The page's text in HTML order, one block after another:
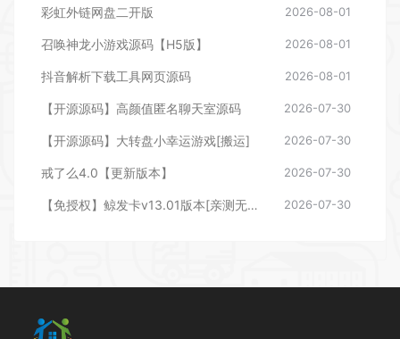
彩虹外链网盘二开版 2026-08-01
召唤神龙小游戏源码【H5版】 2026-08-01
抖音解析下载工具网页源码 2026-08-01
【开源源码】高颜值匿名聊天室源码 2026-07-30
【开源源码】大转盘小幸运游戏[搬运] 2026-07-30
戒了么4.0【更新版本】 2026-07-30
【免授权】鲸发卡v13.01版本[亲测无后门] 2026-07-30